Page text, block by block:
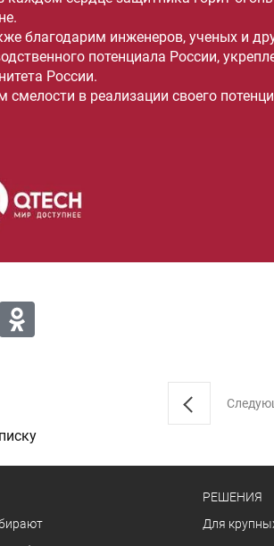
благодарим инженеров, ученых и
потенциала России,
России.
смелости в реализации своего
РЕШЕНИЯ
Для